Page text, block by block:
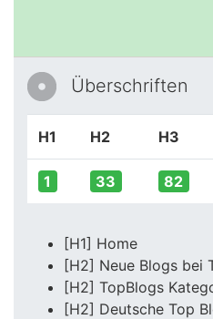
Überschriften
H1 H2 H3
1 33 82
[H1] Home
[H2] Neue Blogs bei
[H2] TopBlogs
[H2] Deutsche Top